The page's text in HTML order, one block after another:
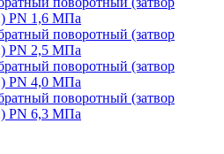
PN 1,6 МПа
поворотный (затвор
PN 2,5 МПа
поворотный (затвор
PN 4,0 МПа
поворотный (затвор
PN 6,3 МПа